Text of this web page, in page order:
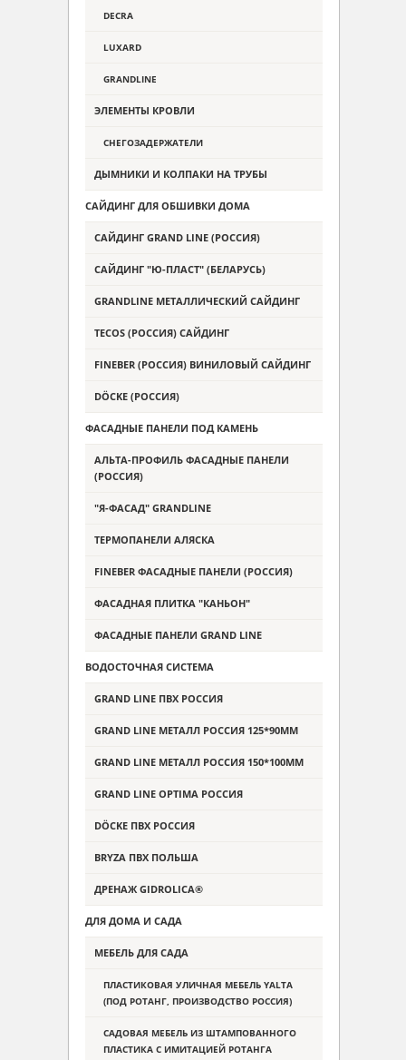
DECRA
LUXARD
GRANDLINE
ЭЛЕМЕНТЫ КРОВЛИ
СНЕГОЗАДЕРЖАТЕЛИ
ДЫМНИКИ И КОЛПАКИ НА ТРУБЫ
САЙДИНГ ДЛЯ ОБШИВКИ ДОМА
САЙДИНГ GRAND LINE (РОССИЯ)
САЙДИНГ "Ю-ПЛАСТ" (БЕЛАРУСЬ)
GRANDLINE МЕТАЛЛИЧЕСКИЙ САЙДИНГ
TECOS (РОССИЯ) САЙДИНГ
FINEBER (РОССИЯ) ВИНИЛОВЫЙ САЙДИНГ
DÖCKE (РОССИЯ)
ФАСАДНЫЕ ПАНЕЛИ ПОД КАМЕНЬ
АЛЬТА-ПРОФИЛЬ ФАСАДНЫЕ ПАНЕЛИ
(РОССИЯ)
"Я-ФАСАД" GRANDLINE
ТЕРМОПАНЕЛИ АЛЯСКА
FINEBER ФАСАДНЫЕ ПАНЕЛИ (РОССИЯ)
ФАСАДНАЯ ПЛИТКА "КАНЬОН"
ФАСАДНЫЕ ПАНЕЛИ GRAND LINE
ВОДОСТОЧНАЯ СИСТЕМА
GRAND LINE ПВХ РОССИЯ
GRAND LINE МЕТАЛЛ РОССИЯ 125*90ММ
GRAND LINE МЕТАЛЛ РОССИЯ 150*100ММ
GRAND LINE OPTIMA РОССИЯ
DÖCKE ПВХ РОССИЯ
BRYZA ПВХ ПОЛЬША
ДРЕНАЖ GIDROLICA®
ДЛЯ ДОМА И САДА
МЕБЕЛЬ ДЛЯ САДА
ПЛАСТИКОВАЯ УЛИЧНАЯ МЕБЕЛЬ YALTA
(ПОД РОТАНГ, ПРОИЗВОДСТВО РОССИЯ)
САДОВАЯ МЕБЕЛЬ ИЗ ШТАМПОВАННОГО
ПЛАСТИКА С ИМИТАЦИЕЙ РОТАНГА